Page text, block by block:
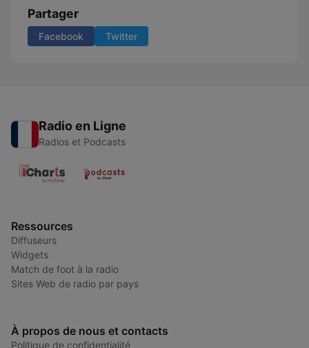
Partager
Facebook Twitter
Radio en Ligne
Radios et Podcasts
Ressources
Diffuseurs
Widgets
Match de foot à la radio
Sites Web de radio par pays
À propos de nous et contacts
Politique de confidentialité